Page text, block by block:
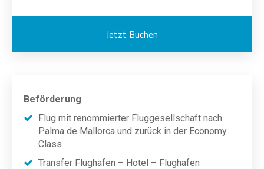
Jetzt Buchen
Beförderung
Flug mit renommierter Fluggesellschaft nach
Palma de Mallorca und zurück in der Economy
Class
Transfer Flughafen – Hotel – Flughafen